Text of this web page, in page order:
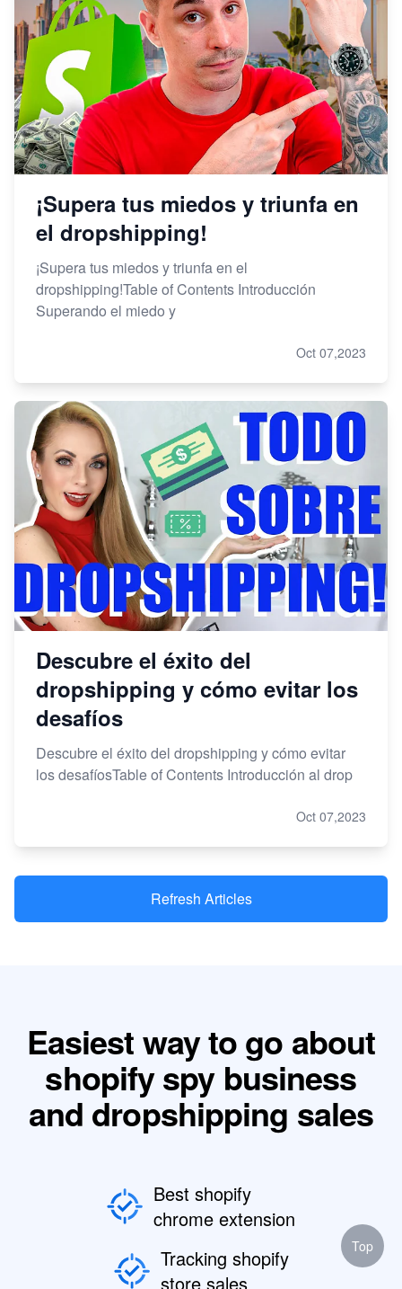
¡Supera tus miedos y triunfa en
el dropshipping!
¡Supera tus miedos y triunfa en el
dropshipping!Table of Contents Introducción
Superando el miedo y
Oct 07,2023
Descubre el éxito del
dropshipping y cómo evitar los
desafíos
Descubre el éxito del dropshipping y cómo evitar
los desafíosTable of Contents Introducción al drop
Oct 07,2023
Refresh Articles
Easiest way to go about
shopify spy business
and dropshipping sales
Best shopify
chrome extension
Tracking shopify
store sales
Top